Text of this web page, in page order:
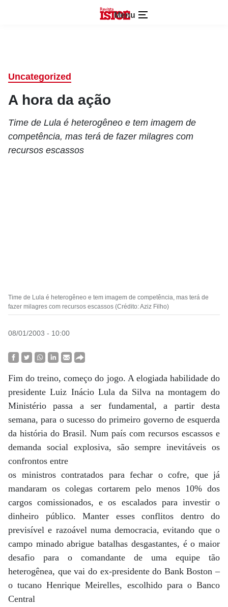
Menu
Uncategorized
A hora da ação
Time de Lula é heterogêneo e tem imagem de
competência, mas terá de fazer milagres com
recursos escassos
Time de Lula é heterogêneo e tem imagem de competência, mas terá de
fazer milagres com recursos escassos (Crédito: Aziz Filho)
08/01/2003 - 10:00
Fim do treino, começo do jogo. A elogiada habilidade do
presidente Luiz Inácio Lula da Silva na montagem do
Ministério passa a ser fundamental, a partir desta
semana, para o sucesso do primeiro governo de esquerda
da história do Brasil. Num país com recursos escassos e
demanda social explosiva, são sempre inevitáveis os
confrontos entre
os ministros contratados para fechar o cofre, que já
mandaram os colegas cortarem pelo menos 10% dos
cargos comissionados, e os escalados para investir o
dinheiro público. Manter esses conflitos dentro do
previsível e razoável numa democracia, evitando que o
campo minado abrigue batalhas desgastantes, é o maior
desafio para o comandante de uma equipe tão
heterogênea, que vai do ex-presidente do Bank Boston –
o tucano Henrique Meirelles, escolhido para o Banco
Central